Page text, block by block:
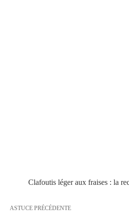
Clafoutis léger aux fraises : la
ASTUCE PRÉCÉDENTE